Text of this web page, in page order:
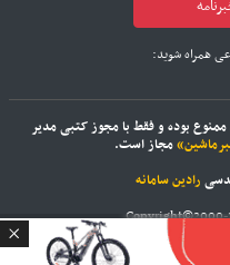
همراه شوید:
بوده و فقط با مجوز کتبی مدیر
مجاز است.
رادین سامانه
Copyright©2000-